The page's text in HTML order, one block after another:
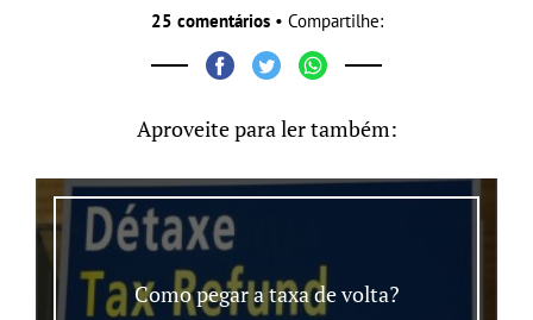
25 comentários• Compartilhe:
Aproveite para ler também:
Como pegar a taxa de volta?